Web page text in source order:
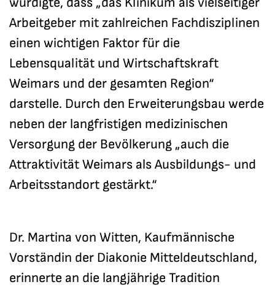
Arbeitgeber mit zahlreichen Fachdisziplinen
einen wichtigen Faktor für die
Lebensqualität und Wirtschaftskraft
Weimars und der gesamten Region“
darstelle. Durch den Erweiterungsbau werde
neben der langfristigen medizinischen
Versorgung der Bevölkerung „auch die
Attraktivität Weimars als Ausbildungs- und
Arbeitsstandort gestärkt.“
Dr. Martina von Witten, Kaufmännische
Vorständin der Diakonie Mitteldeutschland,
erinnerte an die langjährige Tradition